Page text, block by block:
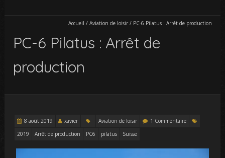
Accueil / Aviation de loisir/ PC-6 Pilatus : Arrêt de production
PC-6 Pilatus : Arrêt de
production
8 août 2019 xavier Aviation de loisir
1 Commentaire
2019
Arrêt de production PC6 pilatus Suisse